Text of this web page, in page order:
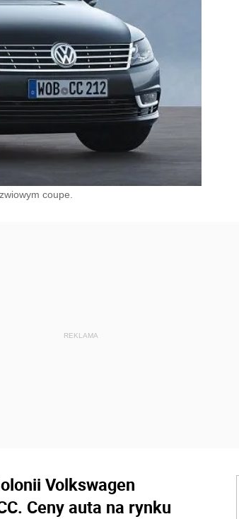
coupe.
Volkswagen
Ceny auta na rynku